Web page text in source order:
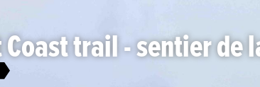
Coast trail - sentier de